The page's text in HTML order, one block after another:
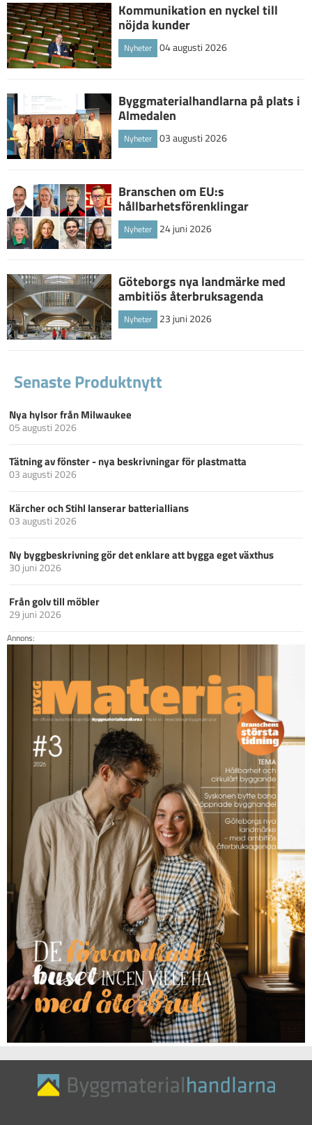
Kommunikation en nyckel till
nöjda kunder
Nyheter 04 augusti 2026
Byggmaterialhandlarna på plats i
Almedalen
Nyheter 03 augusti 2026
Branschen om EU:s
hållbarhetsförenklingar
Nyheter 24 juni 2026
Göteborgs nya landmärke med
ambitiös återbruksagenda
Nyheter 23 juni 2026
Senaste Produktnytt
Nya hylsor från Milwaukee
05 augusti 2026
Tätning av fönster - nya beskrivningar för plastmatta
03 augusti 2026
Kärcher och Stihl lanserar batteriallians
03 augusti 2026
Ny byggbeskrivning gör det enklare att bygga eget växthus
30 juni 2026
Från golv till möbler
29 juni 2026
Annons: